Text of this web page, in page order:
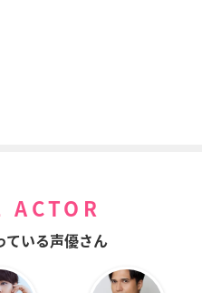
ACTOR
ている声優さん